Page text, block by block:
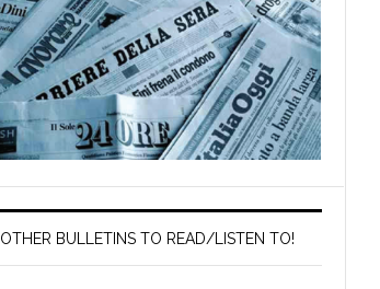
OTHER BULLETINS TO READ/LISTEN TO!